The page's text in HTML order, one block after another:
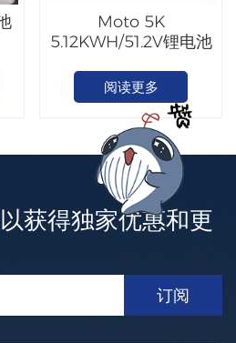
Moto 5K
5.12KWH/51.2V锂电池
阅读更多
获得独家优惠和更